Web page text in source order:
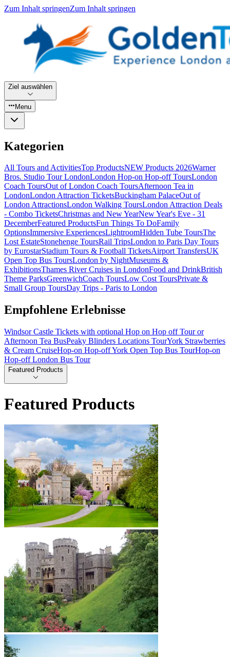
Zum Inhalt springenZum Inhalt springen
Ziel auswählen
Menu
Kategorien
All Tours and ActivitiesTop ProductsNEW Products 2026Warner
Bros. Studio Tour LondonLondon Hop-on Hop-off ToursLondon
Coach ToursOut of London Coach ToursAfternoon Tea in
LondonLondon Attraction TicketsBuckingham PalaceOut of
London AttractionsLondon Walking ToursLondon Attraction Deals
- Combo TicketsChristmas and New YearNew Year's Eve - 31
DecemberFeatured ProductsFun Things To DoFamily
OptionsImmersive ExperiencesLightroomHidden Tube ToursThe
Lost EstateStonehenge ToursRail TripsLondon to Paris Day Tours
by EurostarStadium Tours & Football TicketsAirport TransfersUK
Open Top Bus ToursLondon by NightMuseums &
ExhibitionsThames River Cruises in LondonFood and DrinkBritish
Theme ParksGreenwichCoach ToursLow Cost ToursPrivate &
Small Group ToursDay Trips - Paris to London
Empfohlene Erlebnisse
Windsor Castle Tickets with optional Hop on Hop off Tour or
Afternoon Tea BusPeaky Blinders Locations TourYork Strawberries
& Cream CruiseHop-on Hop-off York Open Top Bus TourHop-on
Hop-off London Bus Tour
Featured Products
Featured Products